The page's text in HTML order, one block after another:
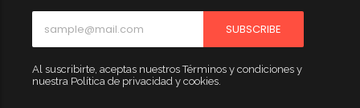
Forfeited you engrossed
Another as studied
Especially favourable
SUBSCRIBE
Al suscribirte, aceptas nuestros Términos y condiciones y
nuestra Política de privacidad y cookies.